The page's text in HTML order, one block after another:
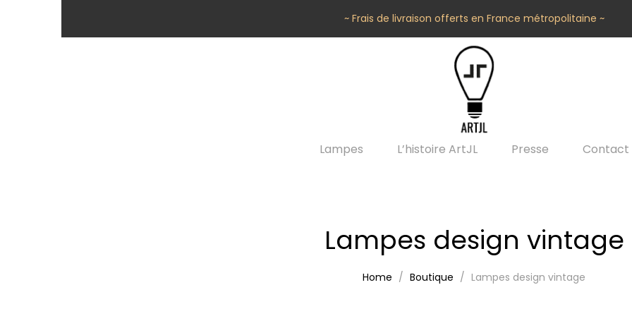
~ Frais de livraison offerts en France métropolitaine ~
Lampes L’histoire ArtJL Presse Contact
Lampes design vintage
Home Boutique Lampes design vintage